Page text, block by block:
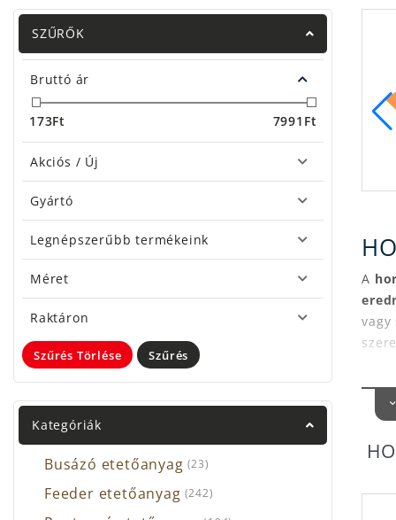
SZŰRŐK
Bruttó ár
173Ft Ft
7991
Akciós / Új
Gyártó
Legnépszerűbb termékeink
Méret
Raktáron
Szűrés Törlése Szűrés
Kategóriák
Busázó etetőanyag (23)
Feeder etetőanyag (242)
horgok
Előkötött horgok
A
és